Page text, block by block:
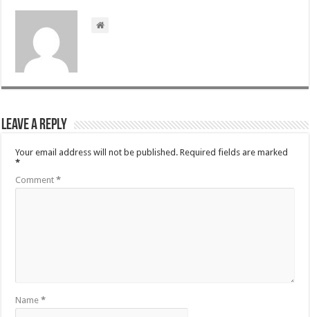
Leave a Reply
Your email address will not be published. Required fields are marked
*
Comment*
Name*